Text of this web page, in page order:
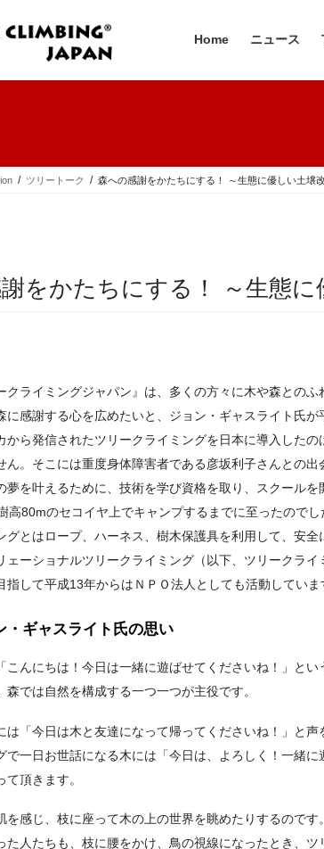
Home ニュース
ツリートーク 森への感謝をかたちにする！ ～生態に優しい土壌
をかたちにする！ ～生態
クライミングジャパン』は、多くの方々に木や森との
に感謝する心を広めたいと、ジョン・ギャスライト氏が
から発信されたツリークライミングを日本に導入した
ん。そこには重度身体障害者である彦坂利子さんとの
夢を叶えるために、技術を学び資格を取り、スクール
高80mのセコイヤ上でキャンプするまでに至ったのでし
グとはロープ、ハーネス、樹木保護具を利用して、安
ェーショナルツリークライミング（以下、ツリークラ
指して平成13年からはＮＰＯ法人としても活動していま
・ギャスライト氏の思い
んにちは！今日は一緒に遊ばせてくださいね！」とい
森では自然を構成する一つ一つが主役です。
は「今日は木と友達になって帰ってくださいね！」と声
で一日お世話になる木には「今日は、よろしく！一緒に
頂きます。
を感じ、枝に座って木の上の世界を眺めたりするのです
た人たちも、枝に腰をかけ、鳥の視線になったとき、ツ